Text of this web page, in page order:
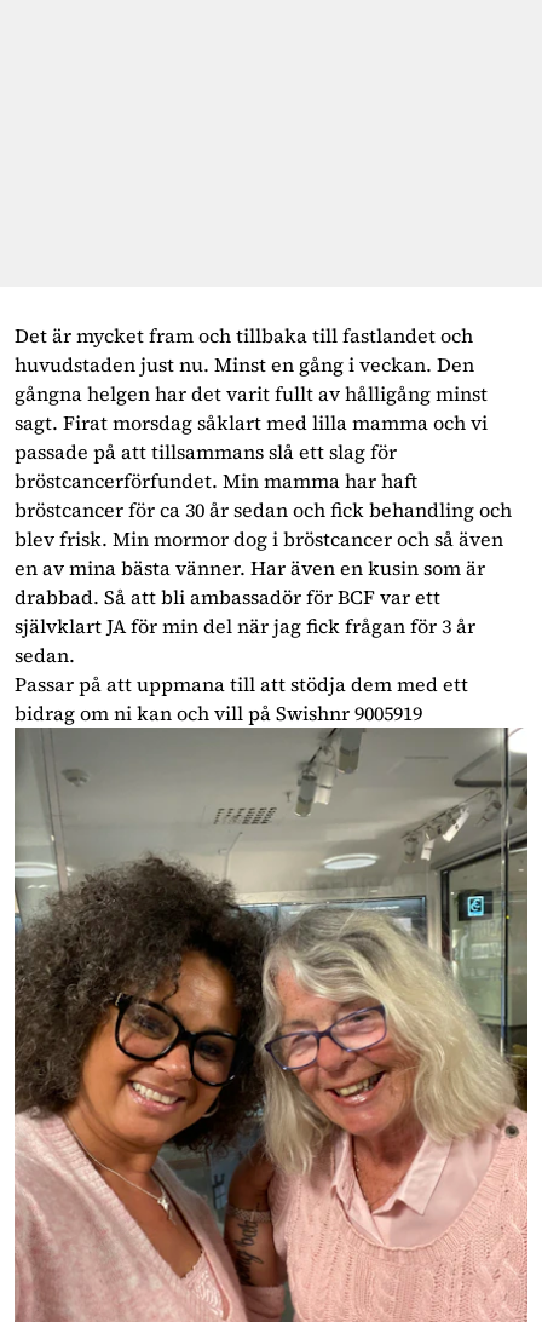
Det är mycket fram och tillbaka till fastlandet och
huvudstaden just nu. Minst en gång i veckan. Den
gångna helgen har det varit fullt av hålligång minst
sagt. Firat morsdag såklart med lilla mamma och vi
passade på att tillsammans slå ett slag för
bröstcancerförfundet. Min mamma har haft
bröstcancer för ca 30 år sedan och fick behandling och
blev frisk. Min mormor dog i bröstcancer och så även
en av mina bästa vänner. Har även en kusin som är
drabbad. Så att bli ambassadör för BCF var ett
självklart JA för min del när jag fick frågan för 3 år
sedan.
Passar på att uppmana till att stödja dem med ett
bidrag om ni kan och vill på Swishnr 9005919